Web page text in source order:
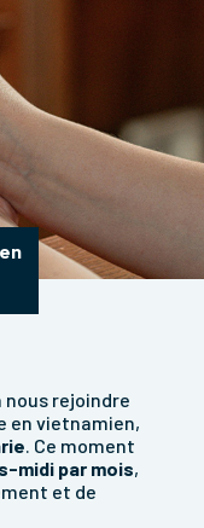
nous rejoindre
en vietnamien,
. Ce moment
midi par mois,
et de